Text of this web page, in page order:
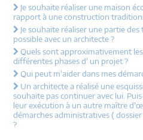
Je souhaite réaliser une maison
rapport à une construction
Je souhaite réaliser une partie
possible avec un architecte ?
Quels sont approximativement
différentes phases d' un projet ?
Qui peut m'aider dans mes
Un architecte a réalisé une
souhaite pas continuer avec lui.
leur exécution à un autre maître
démarches administratives (
?